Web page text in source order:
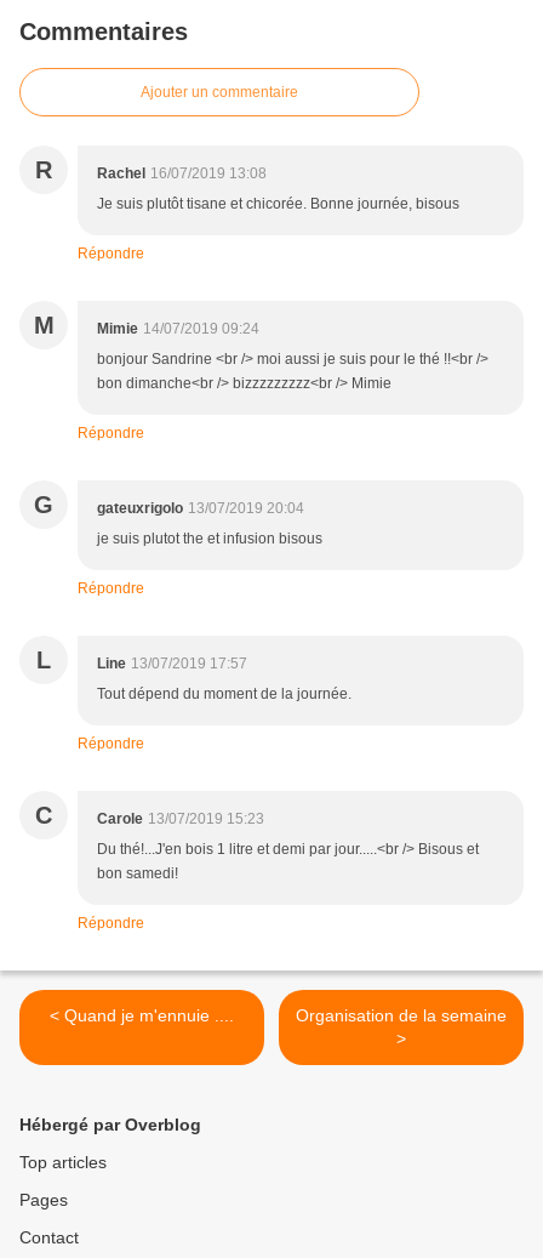
Commentaires
Ajouter un commentaire
R Rachel 16/07/2019 13:08
Je suis plutôt tisane et chicorée. Bonne journée, bisous
Répondre
M Mimie 14/07/2019 09:24
bonjour Sandrine <br /> moi aussi je suis pour le thé !!<br />
bon dimanche<br /> bizzzzzzzzz<br /> Mimie
Répondre
G gateuxrigolo 13/07/2019 20:04
je suis plutot the et infusion bisous
Répondre
L Line 13/07/2019 17:57
Tout dépend du moment de la journée.
Répondre
C Carole 13/07/2019 15:23
Du thé!...J'en bois 1 litre et demi par jour.....<br /> Bisous et
bon samedi!
Répondre
< Quand je m'ennuie ....
Organisation de la semaine
>
Hébergé par Overblog
Top articles
Pages
Contact